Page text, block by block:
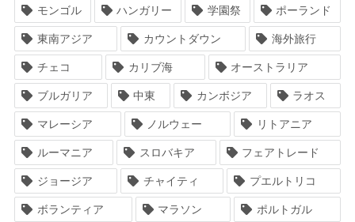
モンゴル ハンガリー 学園祭 ポーランド
東南アジア カウントダウン 海外旅行
チェコ カリブ海 オーストラリア
ブルガリア 中東 カンボジア ラオス
マレーシア ノルウェー リトアニア
ルーマニア スロバキア フェアトレード
ジョージア チャイティ プエルトリコ
ボランティア マラソン ポルトガル